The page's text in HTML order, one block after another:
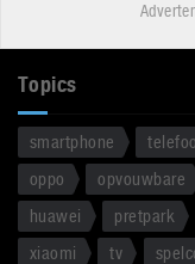
Topics
smartphone
oppo
opvouwbare
huawei
pretpark
xiaomi
tv